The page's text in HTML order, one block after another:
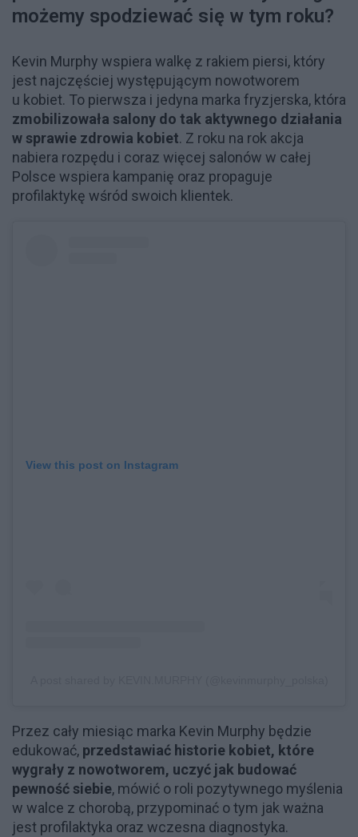
możemy spodziewać się w tym roku?
Kevin Murphy wspiera walkę z rakiem piersi, który
jest najczęściej występującym nowotworem
u kobiet. To pierwsza i jedyna marka fryzjerska, która
zmobilizowała salony do tak aktywnego działania
w sprawie zdrowia kobiet. Z roku na rok akcja
nabiera rozpędu i coraz więcej salonów w całej
Polsce wspiera kampanię oraz propaguje
profilaktykę wśród swoich klientek.
View this post on Instagram
Przez cały miesiąc marka Kevin Murphy będzie
edukować, przedstawiać historie kobiet, które
wygrały z nowotworem, uczyć jak budować
pewność siebie, mówić o roli pozytywnego myślenia
w walce z chorobą, przypominać o tym jak ważna
jest profilaktyka oraz wczesna diagnostyka.